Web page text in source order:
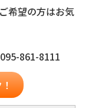
希望の方はお気
861-8111